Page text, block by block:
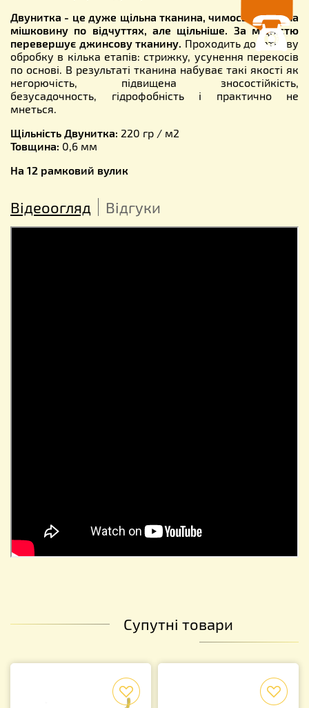
Двунитка - це дуже щільна тканина, чимось схожа на
мішковину по відчуттях, але щільніше. За міцністю
перевершує джинсову тканину. Проходить додаткову
обробку в кілька етапів: стрижку, усунення перекосів
по основі. В результаті тканина набуває такі якості як
негорючість, підвищена зносостійкість,
безусадочность, гідрофобність і практично не
мнеться.
Щільність Двунитка: 220 гр / м2
Товщина: 0,6 мм
На 12 рамковий вулик
Відеоогляд Відгуки
Супутні товари